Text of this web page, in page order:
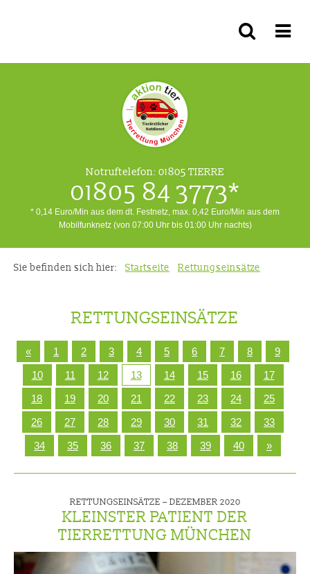
Notruftelefon: 01805 TIERRE
01805 84 3773*
* 0,14 Euro/Min aus dem dt. Festnetz, max. 0,42 Euro/Min aus dem
Mobilfunknetz (von 07:00 Uhr bis 01:00 Uhr nachts)
Sie befinden sich hier: Startseite Rettungseinsätze
RETTUNGSEINSÄTZE
« 1 2 3 4 5 6 7 8
9
10
11 12 13 14 15 16
17
18
19 20 21 22 23 24
25
26
27 28 29 30 31 32
33
34
35 36 37 38 39 40 »
RETTUNGSEINSÄTZE – DEZEMBER 2020
KLEINSTER PATIENT DER
TIERRETTUNG MÜNCHEN